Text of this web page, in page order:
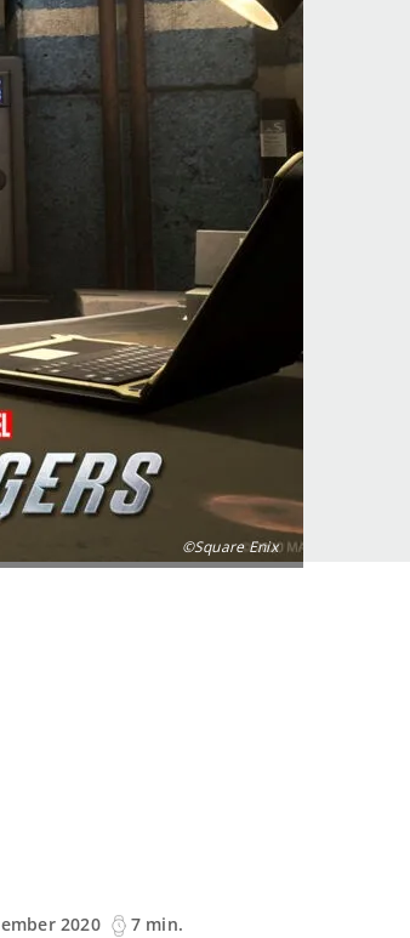
©Square Enix
2020
7 min.